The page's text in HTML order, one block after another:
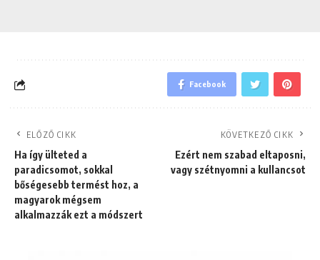
Facebook
ELŐZŐ CIKK
Ha így ülteted a
paradicsomot, sokkal
bőségesebb termést hoz, a
magyarok mégsem
alkalmazzák ezt a módszert
KÖVETKEZŐ CIKK
Ezért nem szabad eltaposni,
vagy szétnyomni a kullancsot